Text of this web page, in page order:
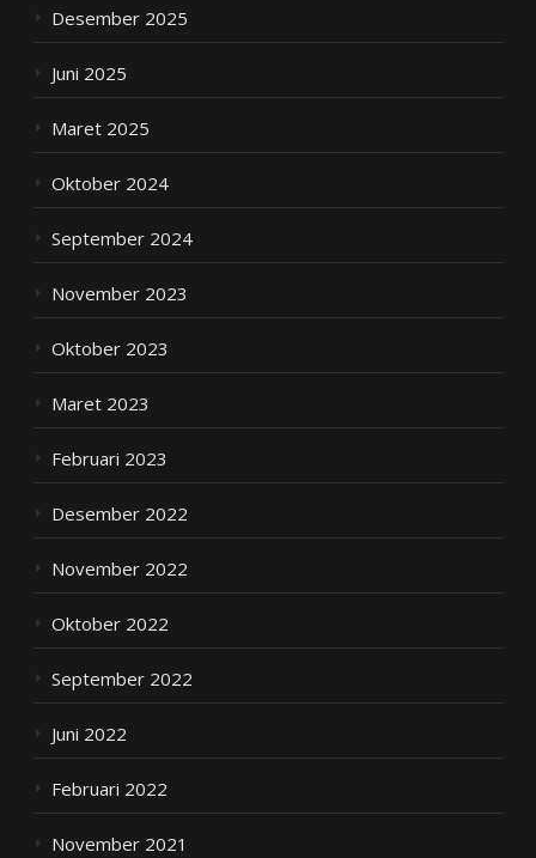
Desember 2025
Juni 2025
Maret 2025
Oktober 2024
September 2024
November 2023
Oktober 2023
Maret 2023
Februari 2023
Desember 2022
November 2022
Oktober 2022
September 2022
Juni 2022
Februari 2022
November 2021